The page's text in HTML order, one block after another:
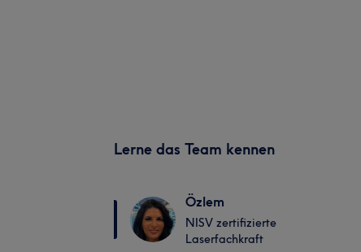
Lerne das Team kennen
Özlem
NISV zertifizierte
Laserfachkraft